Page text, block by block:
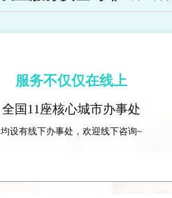
服务不仅仅在线上
全国11座核心城市办事处
均设有线下办事处，欢迎线下咨询~